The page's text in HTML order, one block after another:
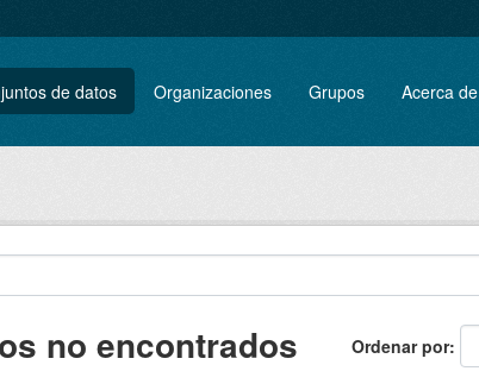
de datos Organizaciones Grupos Acerca de
Ordenar por
no encontrados